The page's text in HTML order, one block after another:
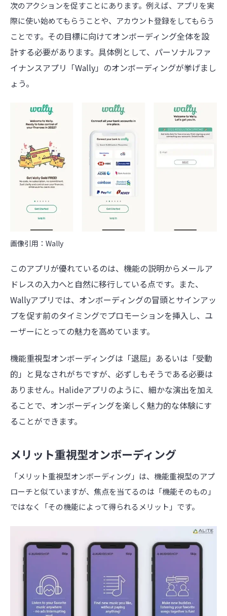
次のアクションを促すことにあります。例えば、アプリを実
際に使い始めてもらうことや、アカウント登録をしてもらう
ことです。 その目標に向けてオンボーディング全体を設
計する必要があります。 具体例として、パーソナルファ
イナンスアプリ「Wally」のオンボーディングが挙げまし
ょう。
画像引用：Wally
このアプリが優れているのは、機能の説明からメールア
ドレスの入力へと自然に移行している点です。 また、
Wallyアプリでは、オンボーディングの冒頭とサインアッ
プを促す前のタイミングでプロモーションを挿入し、ユ
ーザーにとっての魅力を高めています。
機能重視型オンボーディングは「退屈」あるいは「受動
的」と見なされがちですが、必ずしもそうである必要は
ありません。 Halideアプリのように、細かな演出を加え
ることで、オンボーディングを楽しく魅力的な体験にす
ることができます。
メリット重視型オンボーディング
「メリット重視型オンボーディング」は、機能重視型のアプ
ローチと似ていますが、焦点を当てるのは「機能そのもの」
ではなく「その機能によって得られるメリット」です。